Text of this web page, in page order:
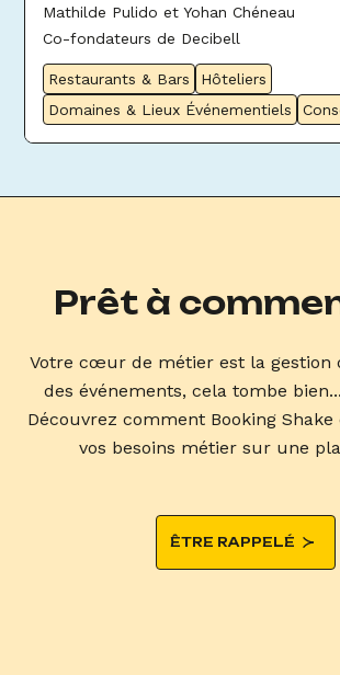
Mathilde Pulido et Yohan Chéneau
Co-fondateurs de Decibell
Restaurants & Bars
Hôteliers
Domaines & Lieux Événementiels
Prêt à
Votre cœur de métier est la gestion
des événements, cela tombe
Découvrez comment Booking
vos besoins métier sur une
ÊTRE RAPPELÉ